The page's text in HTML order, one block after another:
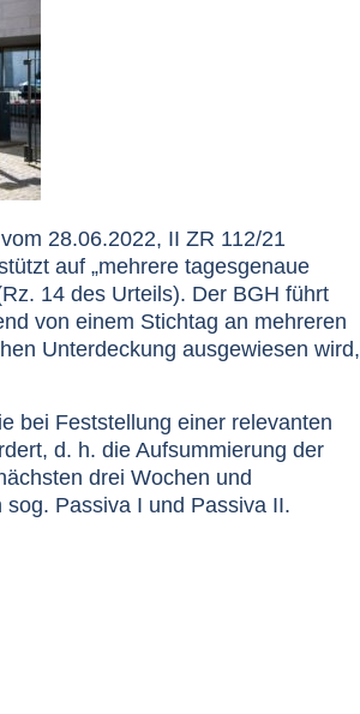
28.06.2022, II ZR 112/21
auf „mehrere tagesgenaue
14 des Urteils). Der BGH führt
von einem Stichtag an mehreren
Unterdeckung ausgewiesen wird,
bei Feststellung einer relevanten
d. h. die Aufsummierung der
drei Wochen und
Passiva I und Passiva II.